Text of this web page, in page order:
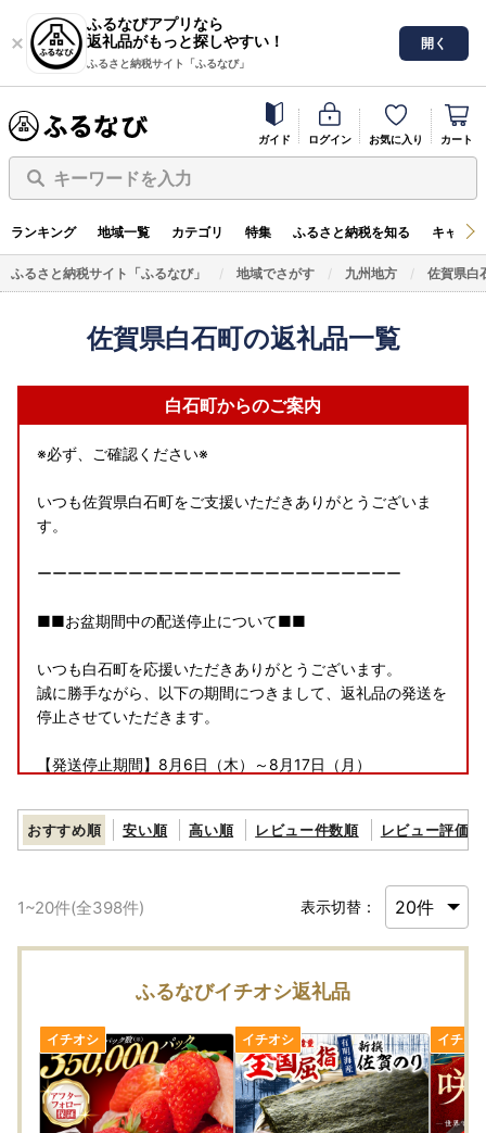
ふるなびアプリなら
返礼品がもっと探しやすい！
ふるさと納税サイト「ふるなび」
開く
ガイド ログイン お気に入り カート
キーワードを入力
ランキング 地域一覧 カテゴリ 特集 ふるさと納税を知る キャン
ふるさと納税サイト「ふるなび」 地域でさがす 九州地方 佐賀県白
佐賀県白石町の返礼品一覧
白石町からのご案内
※必ず、ご確認ください※
いつも佐賀県白石町をご支援いただきありがとうございま
す。
ーーーーーーーーーーーーーーーーーーーーーーーー
■■お盆期間中の配送停止について■■
いつも白石町を応援いただきありがとうございます。
誠に勝手ながら、以下の期間につきまして、返礼品の発送を
停止させていただきます。
【発送停止期間】8月6日（木）～8月17日（月）
ているもの（定期便・お中元・最速配送など）は除きます
ご迷惑をおかけいたしますが、何卒ご理解のほどお願い申し
【ワンストップ特例申請アプリ『IAM＜アイアム＞』のお知
らせ】
スマホのみでワンストップ特例申請を完結できるアプリ『IA
M＜アイアム＞』と『ふるまど』をご利用いただくことで、
スマホやパソコンで複数自治体の管理やワンストップ特例申
請ができるようになりました。
おすすめ順 安い順 高い順 レビュー件数順 レビュー評価順
1~20件(全398件) 表示切替：
ふるなびイチオシ返礼品